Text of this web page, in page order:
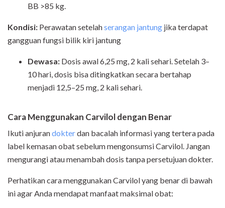
BB >85 kg.
Kondisi: Perawatan setelahserangan jantung jika terdapat
gangguan fungsi bilik kiri jantung
Dewasa: Dosis awal 6,25 mg, 2 kali sehari. Setelah 3–
10 hari, dosis bisa ditingkatkan secara bertahap
menjadi 12,5–25 mg, 2 kali sehari.
Cara Menggunakan Carvilol dengan Benar
Ikuti anjurandokterdan bacalah informasi yang tertera pada
label kemasan obat sebelum mengonsumsi Carvilol. Jangan
mengurangi atau menambah dosis tanpa persetujuan dokter.
Perhatikan cara menggunakan Carvilol yang benar di bawah
ini agar Anda mendapat manfaat maksimal obat: